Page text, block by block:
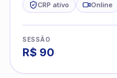
CRP ativo Online
SESSÃO
R$ 90